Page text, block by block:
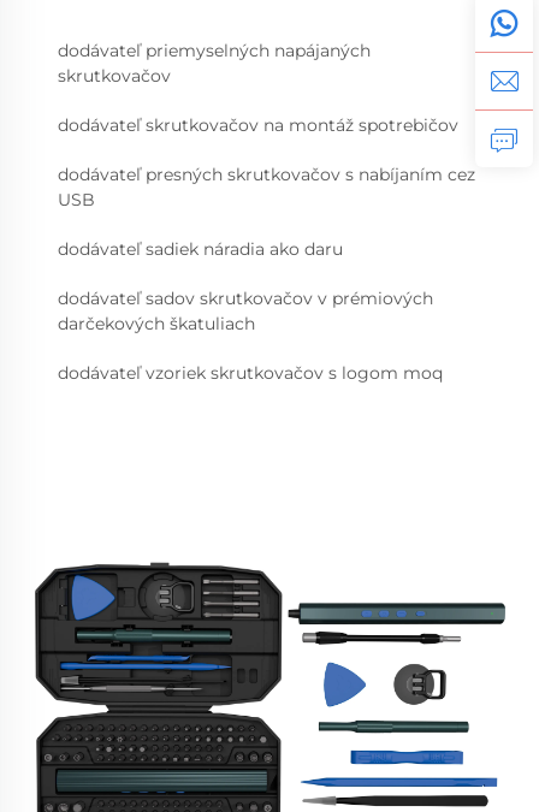
dodávateľ priemyselných napájaných
skrutkovačov
dodávateľ skrutkovačov na montáž spotrebičov
dodávateľ presných skrutkovačov s nabíjaním cez
USB
dodávateľ sadiek náradia ako daru
dodávateľ sadov skrutkovačov v prémiových
darčekových škatuliach
dodávateľ vzoriek skrutkovačov s logom moq